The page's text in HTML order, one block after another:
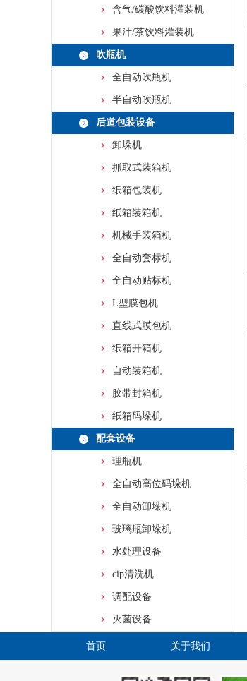
含气/碳酸饮料灌装机
果汁/茶饮料灌装机
吹瓶机
全自动吹瓶机
半自动吹瓶机
后道包装设备
卸垛机
抓取式装箱机
纸箱包装机
纸箱装箱机
机械手装箱机
全自动套标机
全自动贴标机
L型膜包机
直线式膜包机
纸箱开箱机
自动装箱机
胶带封箱机
纸箱码垛机
配套设备
理瓶机
全自动高位码垛机
全自动卸垛机
玻璃瓶卸垛机
水处理设备
cip清洗机
调配设备
灭菌设备
首页 关于我们